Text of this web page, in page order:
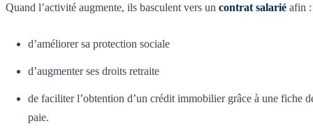
Quand l’activité augmente, ils basculent vers un contrat salarié afin :
d’améliorer sa protection sociale
d’augmenter ses droits retraite
de faciliter l’obtention d’un crédit immobilier grâce à une fiche
paie.